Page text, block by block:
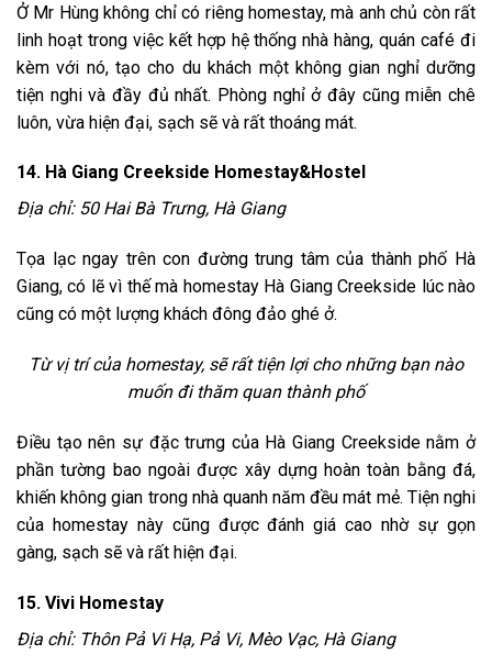
Ở Mr Hùng không chỉ có riêng homestay, mà anh chủ còn rất
linh hoạt trong việc kết hợp hệ thống nhà hàng, quán café đi
kèm với nó, tạo cho du khách một không gian nghỉ dưỡng
tiện nghi và đầy đủ nhất. Phòng nghỉ ở đây cũng miễn chê
luôn, vừa hiện đại, sạch sẽ và rất thoáng mát.
14. Hà Giang Creekside Homestay&Hostel
Địa chỉ: 50 Hai Bà Trưng, Hà Giang
Tọa lạc ngay trên con đường trung tâm của thành phố Hà
Giang, có lẽ vì thế mà homestay Hà Giang Creekside lúc nào
cũng có một lượng khách đông đảo ghé ở.
Từ vị trí của homestay, sẽ rất tiện lợi cho những bạn nào
muốn đi thăm quan thành phố
Điều tạo nên sự đặc trưng của Hà Giang Creekside nằm ở
phần tường bao ngoài được xây dựng hoàn toàn bằng đá,
khiến không gian trong nhà quanh năm đều mát mẻ. Tiện nghi
của homestay này cũng được đánh giá cao nhờ sự gọn
gàng, sạch sẽ và rất hiện đại.
15. Vivi Homestay
Địa chỉ: Thôn Pả Vi Hạ, Pả Vi, Mèo Vạc, Hà Giang